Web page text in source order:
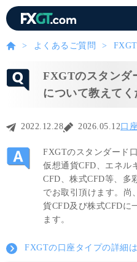
よくあるご質問
FXGTのスタンダ
について教えてく
2022.12.28 2026.05.12口
FXGTのスタンダード
仮想通貨CFD、エネル
CFD、株式CFD等、多
でお取引頂けます。尚
貨CFD及び株式CFDに
ます。
FXGTの口座タイプの詳細